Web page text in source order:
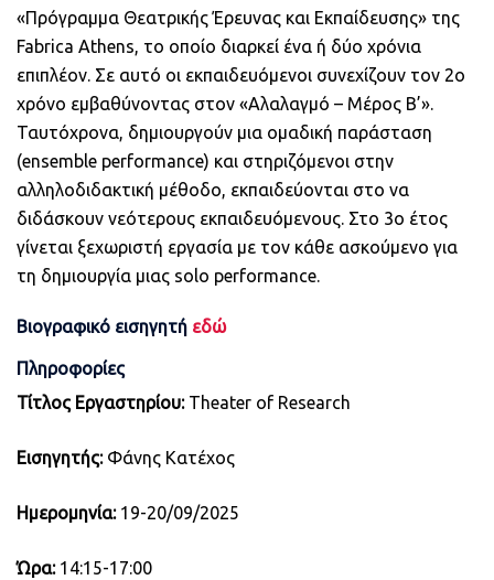
«Πρόγραμμα Θεατρικής Έρευνας και Εκπαίδευσης» της
Fabrica Athens, το οποίο διαρκεί ένα ή δύο χρόνια
επιπλέον. Σε αυτό οι εκπαιδευόμενοι συνεχίζουν τον 2ο
χρόνο εμβαθύνοντας στον «Αλαλαγμό – Μέρος Β’».
Ταυτόχρονα, δημιουργούν μια ομαδική παράσταση
(ensemble performance) και στηριζόμενοι στην
αλληλοδιδακτική μέθοδο, εκπαιδεύονται στο να
διδάσκουν νεότερους εκπαιδευόμενους. Στο 3ο έτος
γίνεται ξεχωριστή εργασία με τον κάθε ασκούμενο για
τη δημιουργία μιας solo performance.
Βιογραφικό εισηγητή εδώ
Πληροφορίες
Τίτλος Εργαστηρίου:Theater of Research
Εισηγητής:Φάνης Κατέχος
Ημερομηνία:19-20/09/2025
Ώρα:14:15-17:00